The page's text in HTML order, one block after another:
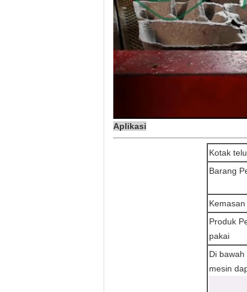
Aplikasi
Kotak
Barang
Produk
pakai
Di
mesin